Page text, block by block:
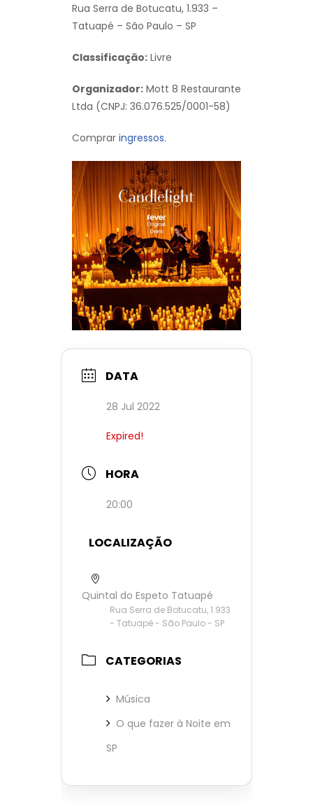
Rua Serra de Botucatu, 1.933 –
Tatuapé – São Paulo – SP
Classificação: Livre
Organizador: Mott 8 Restaurante
Ltda (CNPJ: 36.076.525/0001-58)
Comprar ingressos.
DATA
28 Jul 2022
Expired!
HORA
20:00
LOCALIZAÇÃO
Quintal do Espeto Tatuapé
Rua Serra de Botucatu, 1.933
- Tatuapé - São Paulo - SP
CATEGORIAS
Música
O que fazer à Noite em
SP